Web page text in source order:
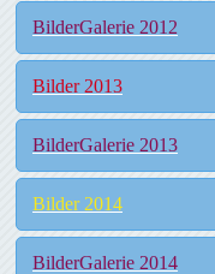
BilderGalerie 2012
Bilder 2013
BilderGalerie 2013
Bilder 2014
BilderGalerie 2014